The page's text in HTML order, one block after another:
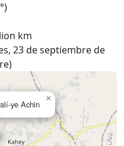
km
23 de septiembre de
ye Achin
×